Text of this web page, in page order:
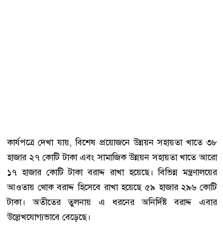
কার্যপত্রে দেখা যায়, বিশেষ প্রয়োজনে উন্নয়ন সহায়তা খাতে ৩৮
হাজার ২৭ কোটি টাকা এবং সামাজিক উন্নয়ন সহায়তা খাতে আরো
১৭ হাজার কোটি টাকা বরাদ্দ রাখা হয়েছে। বিভিন্ন মন্ত্রণালয়ের
আওতায় থোক বরাদ্দ হিসেবে রাখা হয়েছে ৫৯ হাজার ২৯৬ কোটি
টাকা। অতীতের তুলনায় এ ধরনের অনির্দিষ্ট বরাদ্দ এবার
উল্লেখযোগ্যভাবে বেড়েছে।